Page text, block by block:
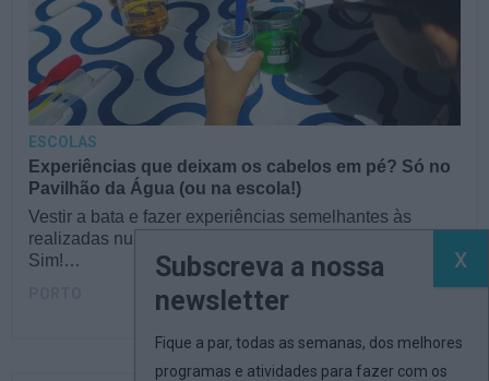
Experiências que deixam os cabelos em pé? Só no
Pavilhão da Água (ou na escola!)
Vestir a bata e fazer experiências semelhantes às
realizadas num laboratório de investigação científica?
Sim!…
ESCOLAS
Subscreva a nossa
newsletter
Fique a par, todas as semanas, dos melhores
programas e atividades para fazer com os